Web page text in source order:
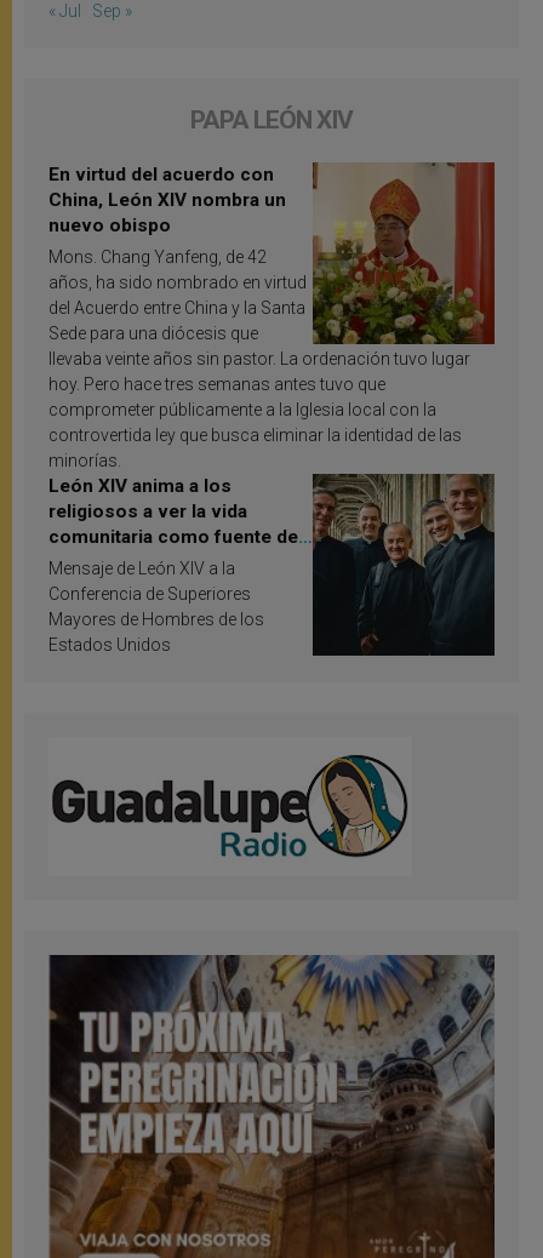
« Jul Sep »
PAPA LEÓN XIV
En virtud del acuerdo con
China, León XIV nombra un
nuevo obispo
Mons. Chang Yanfeng, de 42
años, ha sido nombrado en virtud
del Acuerdo entre China y la Santa
Sede para una diócesis que
llevaba veinte años sin pastor. La ordenación tuvo lugar
hoy. Pero hace tres semanas antes tuvo que
comprometer públicamente a la Iglesia local con la
controvertida ley que busca eliminar la identidad de las
minorías.
León XIV anima a los
religiosos a ver la vida
comunitaria como fuente de
inspiración y santificación
Mensaje de León XIV a la
Conferencia de Superiores
Mayores de Hombres de los
Estados Unidos